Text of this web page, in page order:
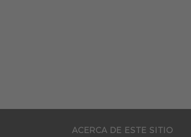
ACERCA DE ESTE SITIO